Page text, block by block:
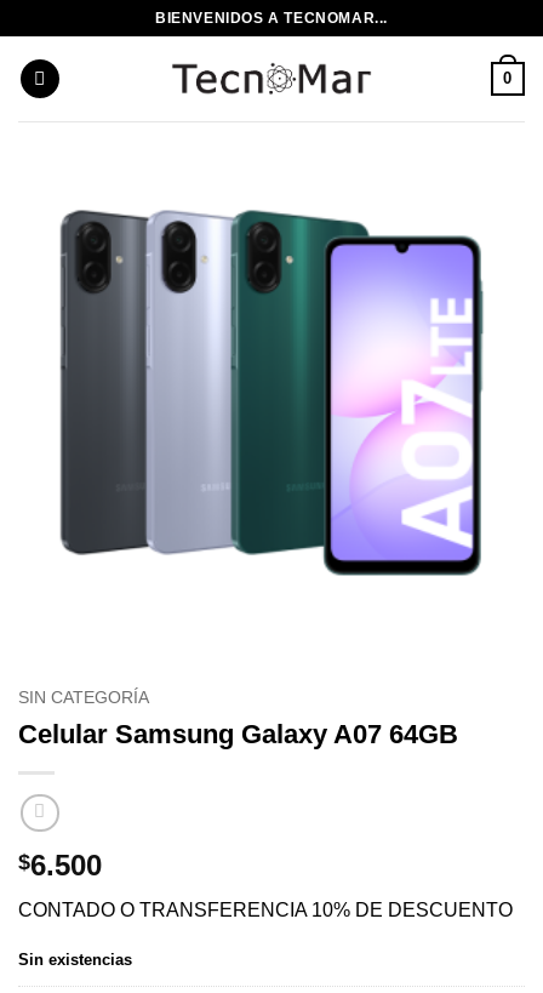
contenido
BIENVENIDOS A TECNOMAR...
0
SIN CATEGORÍA
Celular Samsung Galaxy A07 64GB
$6.500
CONTADO O TRANSFERENCIA 10% DE DESCUENTO
Sin existencias